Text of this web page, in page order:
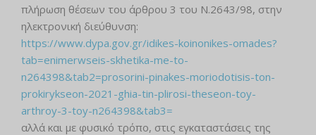
πλήρωση θέσεων του άρθρου 3 του Ν.2643/98, στην
ηλεκτρονική διεύθυνση:
https://www.dypa.gov.gr/idikes-koinonikes-omades?
tab=enimerwseis-skhetika-me-to-
n264398&tab2=prosorini-pinakes-moriodotisis-ton-
prokirykseon-2021-ghia-tin-plirosi-theseon-toy-
arthroy-3-toy-n264398&tab3=
αλλά και με φυσικό τρόπο, στις εγκαταστάσεις της